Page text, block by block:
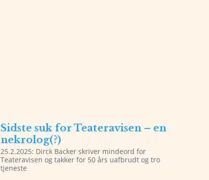
Sidste suk for Teateravisen – en
nekrolog(?)
25.2.2025: Dirck Backer skriver mindeord for
Teateravisen og takker for 50 års uafbrudt og tro
tjeneste